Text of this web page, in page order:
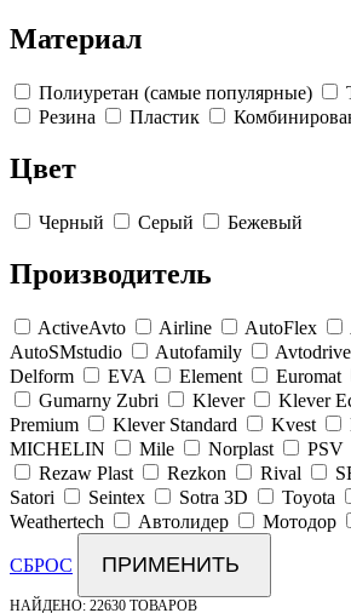
Материал
Полиуретан (самые популярные)
Резина
Пластик
Цвет
Черный Серый Бежевый
Производитель
ActiveAvto Airline AutoFlex
AutoSMstudio
Autofamily
Delform
EVA Element Euromat
Gumarny Zubri
Klever Klever
Premium
Klever Standard Kvest
MICHELIN
Mile Norplast PSV
Rezaw Plast
Rezkon Rival
Satori
Seintex Sotra 3D Toyota
Weathertech
Автолидер Мотодор
СБРОС ПРИМЕНИТЬ
НАЙДЕНО: 22630 ТОВАРОВ